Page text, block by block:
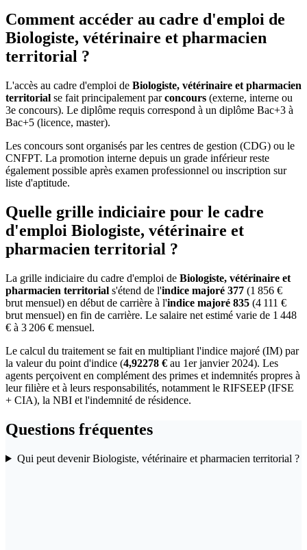
Comment accéder au cadre d'emploi de
Biologiste, vétérinaire et pharmacien
territorial ?
L'accès au cadre d'emploi de Biologiste, vétérinaire et pharmacien
territorial se fait principalement parconcours (externe, interne ou
3e concours). Le diplôme requis correspond à un diplôme Bac+3 à
Bac+5 (licence, master).
Les concours sont organisés par les centres de gestion (CDG) ou le
CNFPT. La promotion interne depuis un grade inférieur reste
également possible après examen professionnel ou inscription sur
liste d'aptitude.
Quelle grille indiciaire pour le cadre
d'emploi Biologiste, vétérinaire et
pharmacien territorial ?
La grille indiciaire du cadre d'emploi de Biologiste, vétérinaire et
pharmacien territorial s'étend de l'indice majoré 377 (1 856 €
brut mensuel) en début de carrière à l'indice majoré 835 (4 111 €
brut mensuel) en fin de carrière. Le salaire net estimé varie de 1 448
€ à 3 206 € mensuel.
Le calcul du traitement se fait en multipliant l'indice majoré (IM) par
la valeur du point d'indice (4,92278 € au 1er janvier 2024). Les
agents perçoivent en complément des primes et indemnités propres à
leur filière et à leurs responsabilités, notamment le RIFSEEP (IFSE
+ CIA), la NBI et l'indemnité de résidence.
Questions fréquentes
Qui peut devenir Biologiste, vétérinaire et pharmacien territorial ?